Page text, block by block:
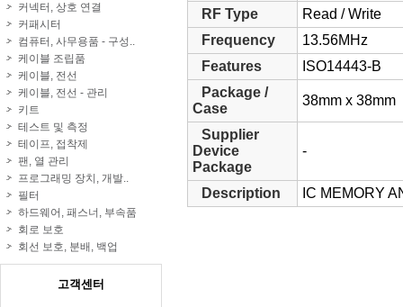
커넥터, 상호 연결
커패시터
컴퓨터, 사무용품 - 구성..
케이블 조립품
케이블, 전선
케이블, 전선 - 관리
키트
테스트 및 측정
테이프, 접착제
팬, 열 관리
프로그래밍 장치, 개발..
필터
하드웨어, 패스너, 부속품
회로 보호
회선 보호, 분배, 백업
고객센터
RF Type
Read / Write
Frequency
13.56MHz
Features
ISO14443-B
Package /
Case
38mm x 38mm
Supplier
Device
Package
-
Description IC MEMORY